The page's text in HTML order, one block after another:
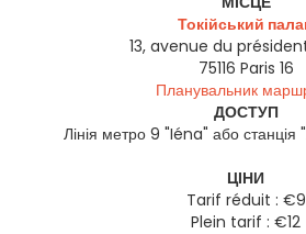
Токійський
13, avenue du
75116 Paris 16
Планувальник
ДОСТУП
Лінія метро 9 "Iéna" або
ЦІНИ
Tarif réduit : €9
Plein tarif : €12